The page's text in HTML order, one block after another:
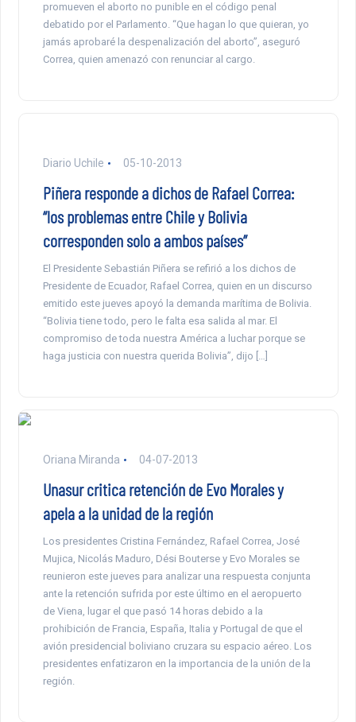
promueven el aborto no punible en el código penal
debatido por el Parlamento. “Que hagan lo que quieran, yo
jamás aprobaré la despenalización del aborto”, aseguró
Correa, quien amenazó con renunciar al cargo.
Diario Uchile 05-10-2013
Piñera responde a dichos de Rafael Correa:
“los problemas entre Chile y Bolivia
corresponden solo a ambos países”
El Presidente Sebastián Piñera se refirió a los dichos de
Presidente de Ecuador, Rafael Correa, quien en un discurso
emitido este jueves apoyó la demanda marítima de Bolivia.
“Bolivia tiene todo, pero le falta esa salida al mar. El
compromiso de toda nuestra América a luchar porque se
haga justicia con nuestra querida Bolivia”, dijo […]
Oriana Miranda 04-07-2013
Unasur critica retención de Evo Morales y
apela a la unidad de la región
Los presidentes Cristina Fernández, Rafael Correa, José
Mujica, Nicolás Maduro, Dési Bouterse y Evo Morales se
reunieron este jueves para analizar una respuesta conjunta
ante la retención sufrida por este último en el aeropuerto
de Viena, lugar el que pasó 14 horas debido a la
prohibición de Francia, España, Italia y Portugal de que el
avión presidencial boliviano cruzara su espacio aéreo. Los
presidentes enfatizaron en la importancia de la unión de la
región.